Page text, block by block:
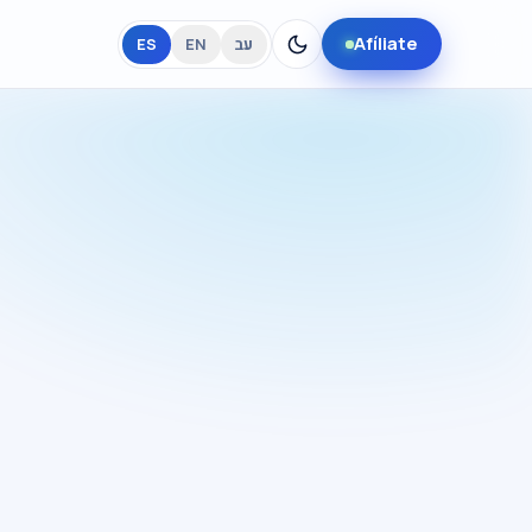
ES EN עב Afíliate